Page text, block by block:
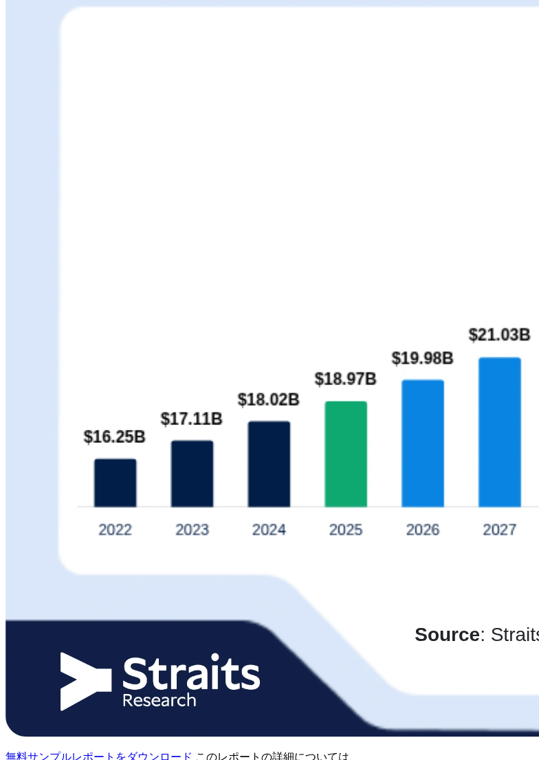
無料サンプルレポートをダウンロード このレポートの詳細については、